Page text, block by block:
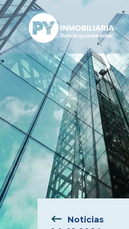
Noticias